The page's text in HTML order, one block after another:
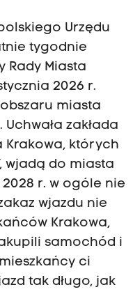
Urzędu
tygodnie
Rady Miasta
2026 r.
miasta
zakłada
Krakowa, których
wjadą do miasta
r. w ogóle nie
wjazdu nie
Krakowa,
samochód i
ci
tak długo, jak